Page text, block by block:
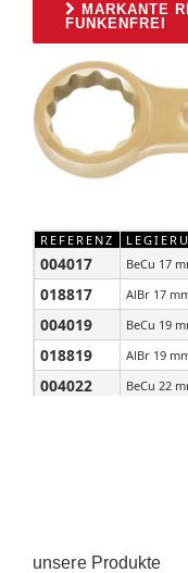
MARKANTE
FUNKENFREI
REFERENZ
004017 BeCu 17
018817 AlBr 17
004019 BeCu 19
018819 AlBr 19
004022 BeCu 22
unsere Produkte